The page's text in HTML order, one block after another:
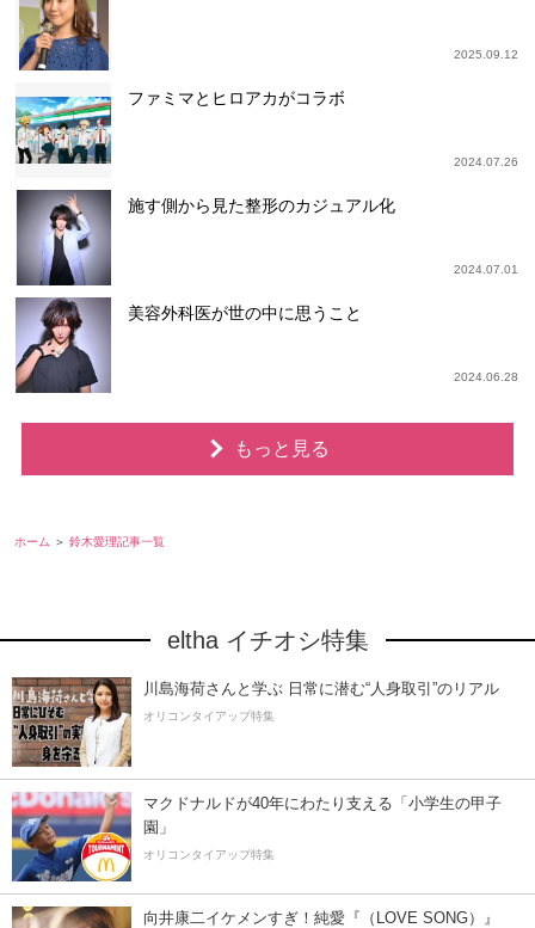
2025.09.12
ファミマとヒロアカがコラボ
2024.07.26
施す側から見た整形のカジュアル化
2024.07.01
美容外科医が世の中に思うこと
2024.06.28
もっと見る
ホーム 鈴木愛理記事一覧
eltha イチオシ特集
川島海荷さんと学ぶ 日常に潜む“人身取引”のリアル
オリコンタイアップ特集
マクドナルドが40年にわたり支える「小学生の甲子
園」
オリコンタイアップ特集
向井康二イケメンすぎ！純愛『（LOVE SONG）』